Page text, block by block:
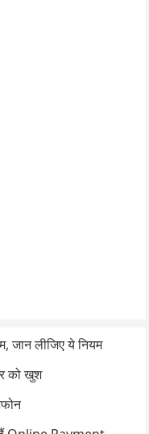
जान लीजिए ये नियम
को खुश